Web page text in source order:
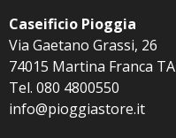
Caseificio Pioggia
Via Gaetano Grassi, 26
74015 Martina Franca TA
Tel. 080 4800550
info@pioggiastore.it